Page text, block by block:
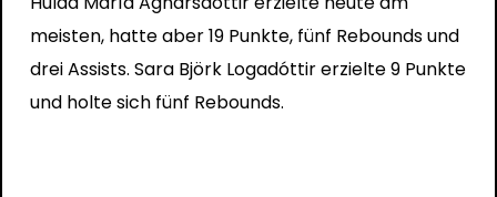
meisten, hatte aber 19 Punkte, fünf Rebounds und
drei Assists. Sara Björk Logadóttir erzielte 9 Punkte
und holte sich fünf Rebounds.